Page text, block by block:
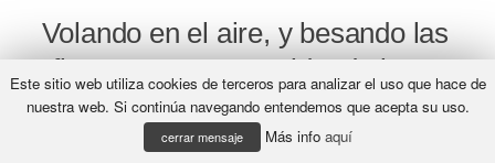
Volando en el aire, y besando las
flores, se pasa su vida, de luz y
colores.
Este sitio web utiliza cookies de terceros para analizar el uso que hace de
nuestra web. Si continúa navegando entendemos que acepta su uso.
cerrar mensaje Más info aquí